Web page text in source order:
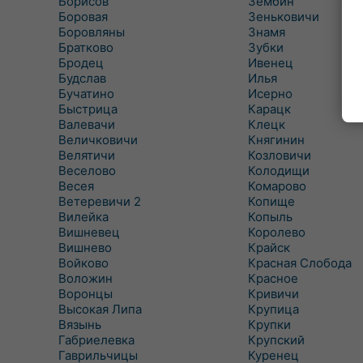
Боровая
Боровляны
Братково
Бродец
Будслав
Бучатино
Быстрица
Валевачи
Величковичи
Велятичи
Веселово
Весея
Ветеревичи 2
Вилейка
Вишневец
Вишнево
Войково
Воложин
Воронцы
Высокая Липа
Вязынь
Габриелевка
Гаврильчицы
Зеньковичи
Знамя
Зубки
Ивенец
Илья
Исерно
Карацк
Клецк
Княгинин
Козловичи
Колодищи
Комарово
Копище
Копыль
Королево
Крайск
Красная Слобода
Красное
Кривичи
Крупица
Крупки
Крупский
Куренец